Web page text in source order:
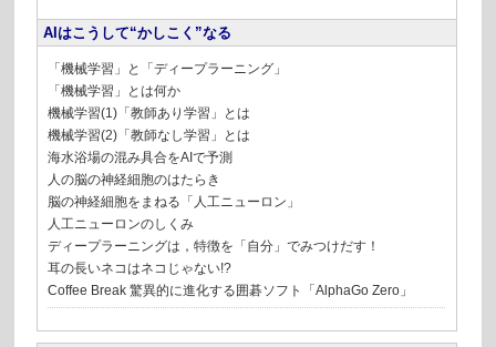
AIはこうして“かしこく”なる
「機械学習」と「ディープラーニング」
「機械学習」とは何か
機械学習(1)「教師あり学習」とは
機械学習(2)「教師なし学習」とは
海水浴場の混み具合をAIで予測
人の脳の神経細胞のはたらき
脳の神経細胞をまねる「人工ニューロン」
人工ニューロンのしくみ
ディープラーニングは，特徴を「自分」でみつけだす！
耳の長いネコはネコじゃない!?
Coffee Break 驚異的に進化する囲碁ソフト「AlphaGo Zero」